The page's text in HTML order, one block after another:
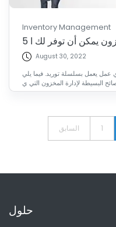
Inventory Management
August 30, 2022
عمل يعمل بسلسلة توريد. فيما يلي
السابق 1
حلول